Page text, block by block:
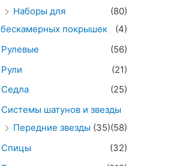
(80)
Наборы для
бескамерных покрышек
(4)
Рулевые
(56)
Рули
(21)
Седла
(25)
Системы шатунов и звезды
(58)
Передние звезды (35)
Спицы
(32)